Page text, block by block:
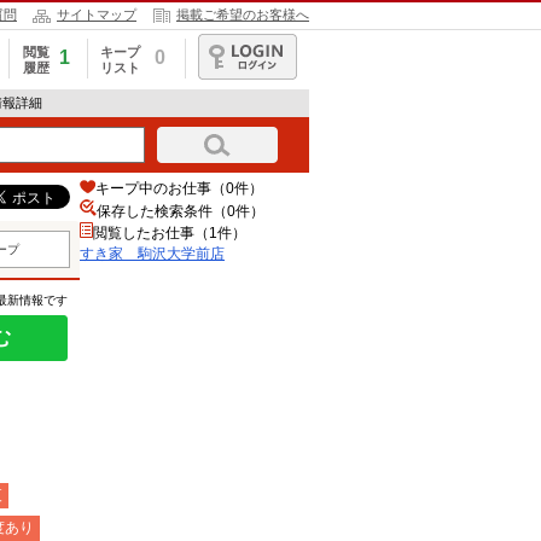
問 サイトマップ 掲載ご希望のお客様へ
閲覧
履歴
1
キープ
リスト
0
ログイン
詳細
プ
新情報です
り
キープ中のお仕事（0件）
保存した検索条件（0件）
閲覧したお仕事（1件）
すき家 駒沢大学前店